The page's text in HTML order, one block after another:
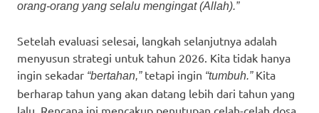
orang-orang yang selalu mengingat (Allah).”
Setelah evaluasi selesai, langkah selanjutnya adalah
menyusun strategi untuk tahun 2026. Kita tidak hanya
ingin sekadar “bertahan,”tetapi ingin “tumbuh.”Kita
berharap tahun yang akan datang lebih dari tahun yang
lalu. Rencana ini mencakup penutupan celah-celah dosa